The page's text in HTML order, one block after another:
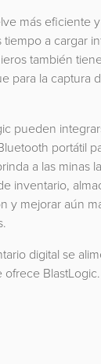
más eficiente
a cargar
también
para la captura
pueden
portátil
a las minas
inventario,
y mejorar aún
digital se
BlastLogic.